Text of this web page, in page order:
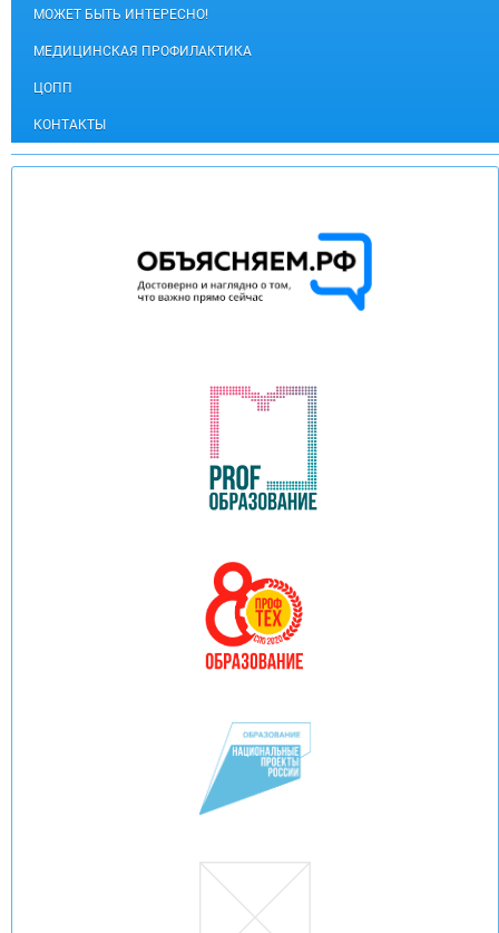
МОЖЕТ БЫТЬ ИНТЕРЕСНО!
МЕДИЦИНСКАЯ ПРОФИЛАКТИКА
ЦОПП
КОНТАКТЫ